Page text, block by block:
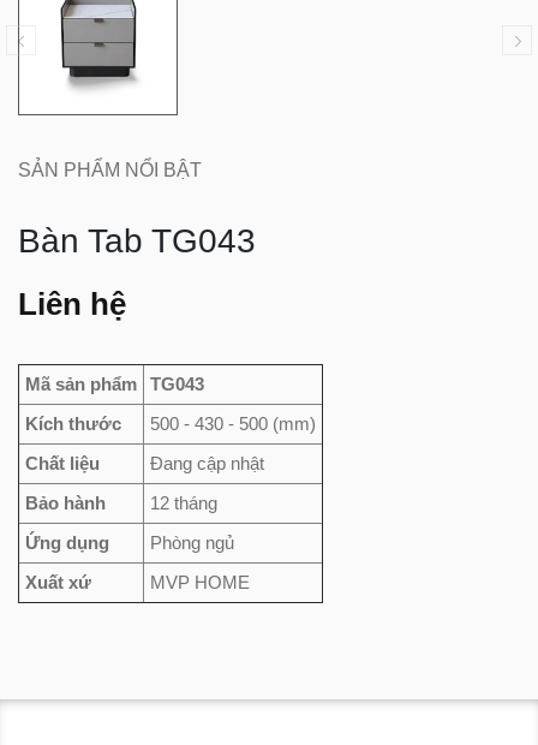
SẢN PHẨM NỔI BẬT
Bàn Tab TG043
Liên hệ
Mã sản phẩm
TG043
Kích thước
500 - 430 - 500 (mm)
Chất liệu
Đang cập nhật
Bảo hành
12 tháng
Ứng dụng
Phòng ngủ
Xuất xứ
MVP HOME